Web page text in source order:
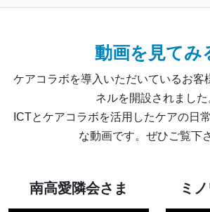
動画を見てみ
ケアコラボを導入いただいているお客
ネルを開設されました
ICTとケアコラボを活用したケアの日
な動画です。ぜひご覧下
南高愛隣会さま ミ